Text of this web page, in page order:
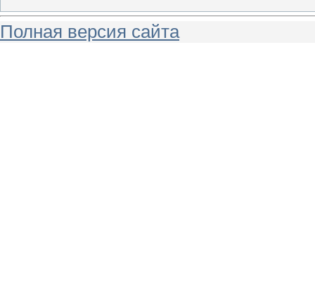
Полная версия сайта